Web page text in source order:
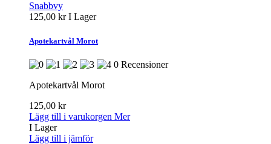
Snabbvy
125,00 krI Lager
Apotekartvål Morot
0 Recensioner
Apotekartvål Morot
125,00 kr
Lägg till i varukorgen Mer
I Lager
Lägg till i jämför